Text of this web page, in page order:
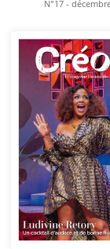
N°17 -